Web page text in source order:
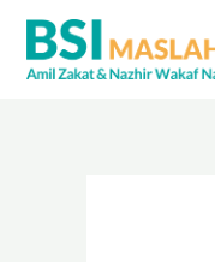
Lewati
konten